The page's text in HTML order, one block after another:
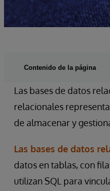
Las bases de datos
relacionales
de almacenar y
Las bases de datos
datos en tablas, con
utilizan SQL para
Contenido de la página